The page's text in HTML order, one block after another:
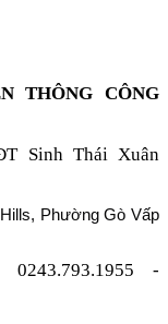
THÔNG CÔNG
Sinh Thái Xuân
Phường Gò Vấp
-